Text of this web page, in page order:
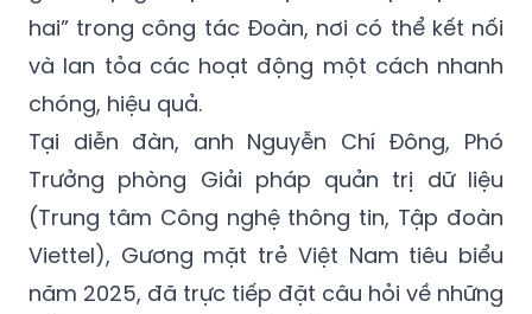
hai” trong công tác Đoàn, nơi có thể kết nối
và lan tỏa các hoạt động một cách nhanh
chóng, hiệu quả.
Tại diễn đàn, anh Nguyễn Chí Đông, Phó
Trưởng phòng Giải pháp quản trị dữ liệu
(Trung tâm Công nghệ thông tin, Tập đoàn
Viettel), Gương mặt trẻ Việt Nam tiêu biểu
năm 2025, đã trực tiếp đặt câu hỏi về những